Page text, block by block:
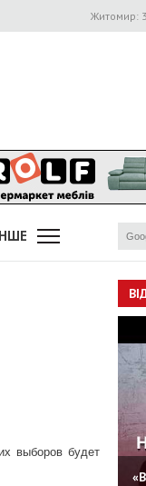
Житомир:
выборов будет